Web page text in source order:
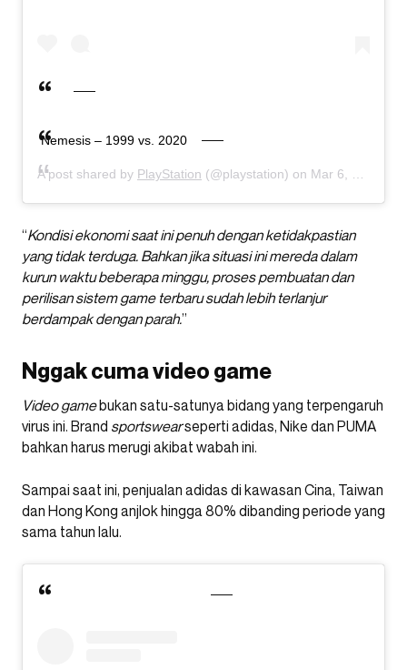
Nemesis – 1999 vs. 2020
A post shared by PlayStation (@playstation) on Mar 6, 2020 at 10:00am PST
“Kondisi ekonomi saat ini penuh dengan ketidakpastian
yang tidak terduga. Bahkan jika situasi ini mereda dalam
kurun waktu beberapa minggu, proses pembuatan dan
perilisan sistem game terbaru sudah lebih terlanjur
berdampak dengan parah.”
Nggak cuma video game
Video gamebukan satu-satunya bidang yang terpengaruh
virus ini. Brand sportswearseperti adidas, Nike dan PUMA
bahkan harus merugi akibat wabah ini.
Sampai saat ini, penjualan adidas di kawasan Cina, Taiwan
dan Hong Kong anjlok hingga 80% dibanding periode yang
sama tahun lalu.